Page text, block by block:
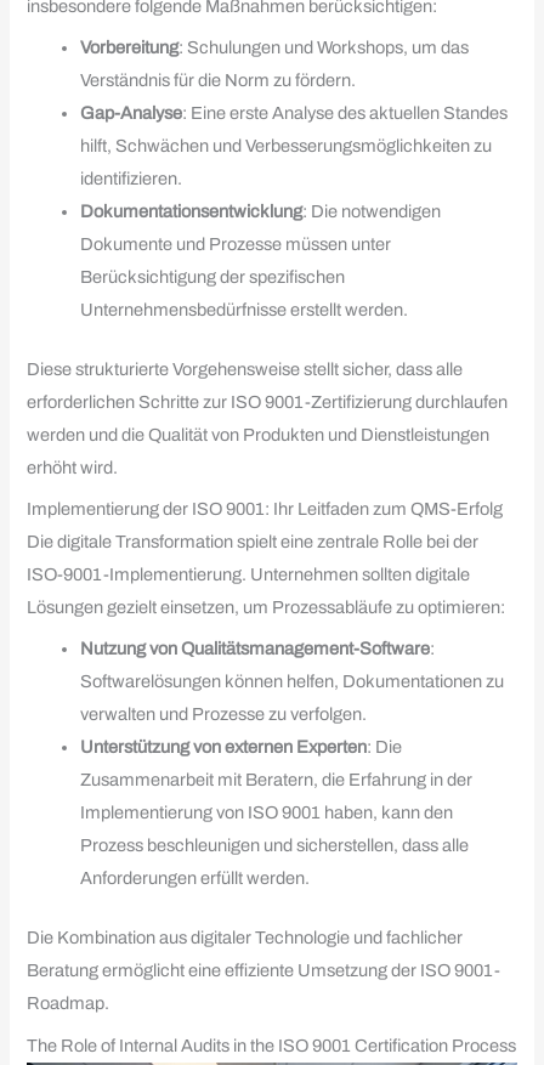
insbesondere folgende Maßnahmen berücksichtigen:
Vorbereitung: Schulungen und Workshops, um das
Verständnis für die Norm zu fördern.
Gap-Analyse: Eine erste Analyse des aktuellen Standes
hilft, Schwächen und Verbesserungsmöglichkeiten zu
identifizieren.
Dokumentationsentwicklung: Die notwendigen
Dokumente und Prozesse müssen unter
Berücksichtigung der spezifischen
Unternehmensbedürfnisse erstellt werden.
Diese strukturierte Vorgehensweise stellt sicher, dass alle
erforderlichen Schritte zur ISO 9001-Zertifizierung durchlaufen
werden und die Qualität von Produkten und Dienstleistungen
erhöht wird.
Implementierung der ISO 9001: Ihr Leitfaden zum QMS-Erfolg
Die digitale Transformation spielt eine zentrale Rolle bei der
ISO-9001-Implementierung. Unternehmen sollten digitale
Lösungen gezielt einsetzen, um Prozessabläufe zu optimieren:
Nutzung von Qualitätsmanagement-Software:
Softwarelösungen können helfen, Dokumentationen zu
verwalten und Prozesse zu verfolgen.
Unterstützung von externen Experten: Die
Zusammenarbeit mit Beratern, die Erfahrung in der
Implementierung von ISO 9001 haben, kann den
Prozess beschleunigen und sicherstellen, dass alle
Anforderungen erfüllt werden.
Die Kombination aus digitaler Technologie und fachlicher
Beratung ermöglicht eine effiziente Umsetzung der ISO 9001-
Roadmap.
The Role of Internal Audits in the ISO 9001 Certification Process